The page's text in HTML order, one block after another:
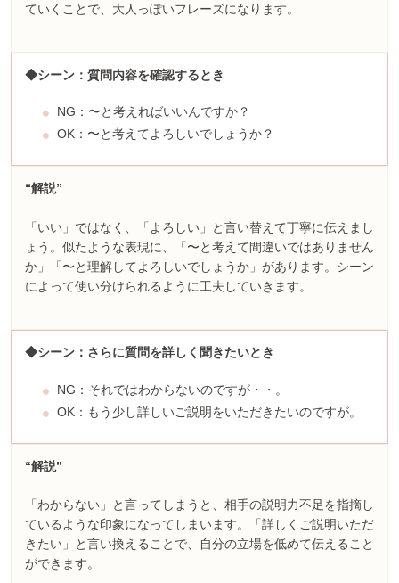
ていくことで、大人っぽいフレーズになります。
◆シーン：質問内容を確認するとき
NG：〜と考えればいいんですか？
OK：〜と考えてよろしいでしょうか？
“解説”
「いい」ではなく、「よろしい」と言い替えて丁寧に伝えまし
ょう。似たような表現に、「〜と考えて間違いではありません
か」「〜と理解してよろしいでしょうか」があります。シーン
によって使い分けられるように工夫していきます。
◆シーン：さらに質問を詳しく聞きたいとき
NG：それではわからないのですが・・。
OK：もう少し詳しいご説明をいただきたいのですが。
“解説”
「わからない」と言ってしまうと、相手の説明力不足を指摘し
ているような印象になってしまいます。「詳しくご説明いただ
きたい」と言い換えることで、自分の立場を低めて伝えること
ができます。